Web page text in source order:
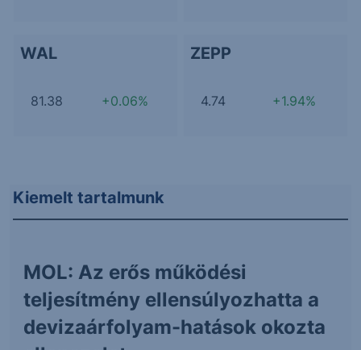
WAL
81.38 +0.06%
ZEPP
4.74 +1.94%
Kiemelt tartalmunk
MOL: Az erős működési
teljesítmény ellensúlyozhatta a
devizaárfolyam-hatások okozta